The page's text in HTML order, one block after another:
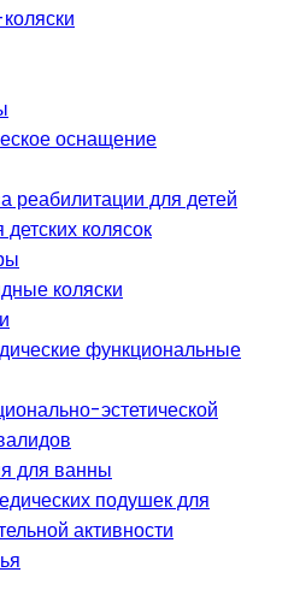
оснащение
реабилитации для детей
колясок
коляски
функциональные
эстетической
для ванны
подушек для
активности